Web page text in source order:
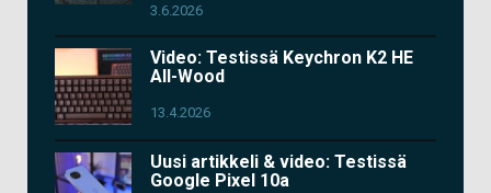
3.6.2026
Video: Testissä Keychron K2 HE
All-Wood
13.4.2026
Uusi artikkeli & video: Testissä
Google Pixel 10a